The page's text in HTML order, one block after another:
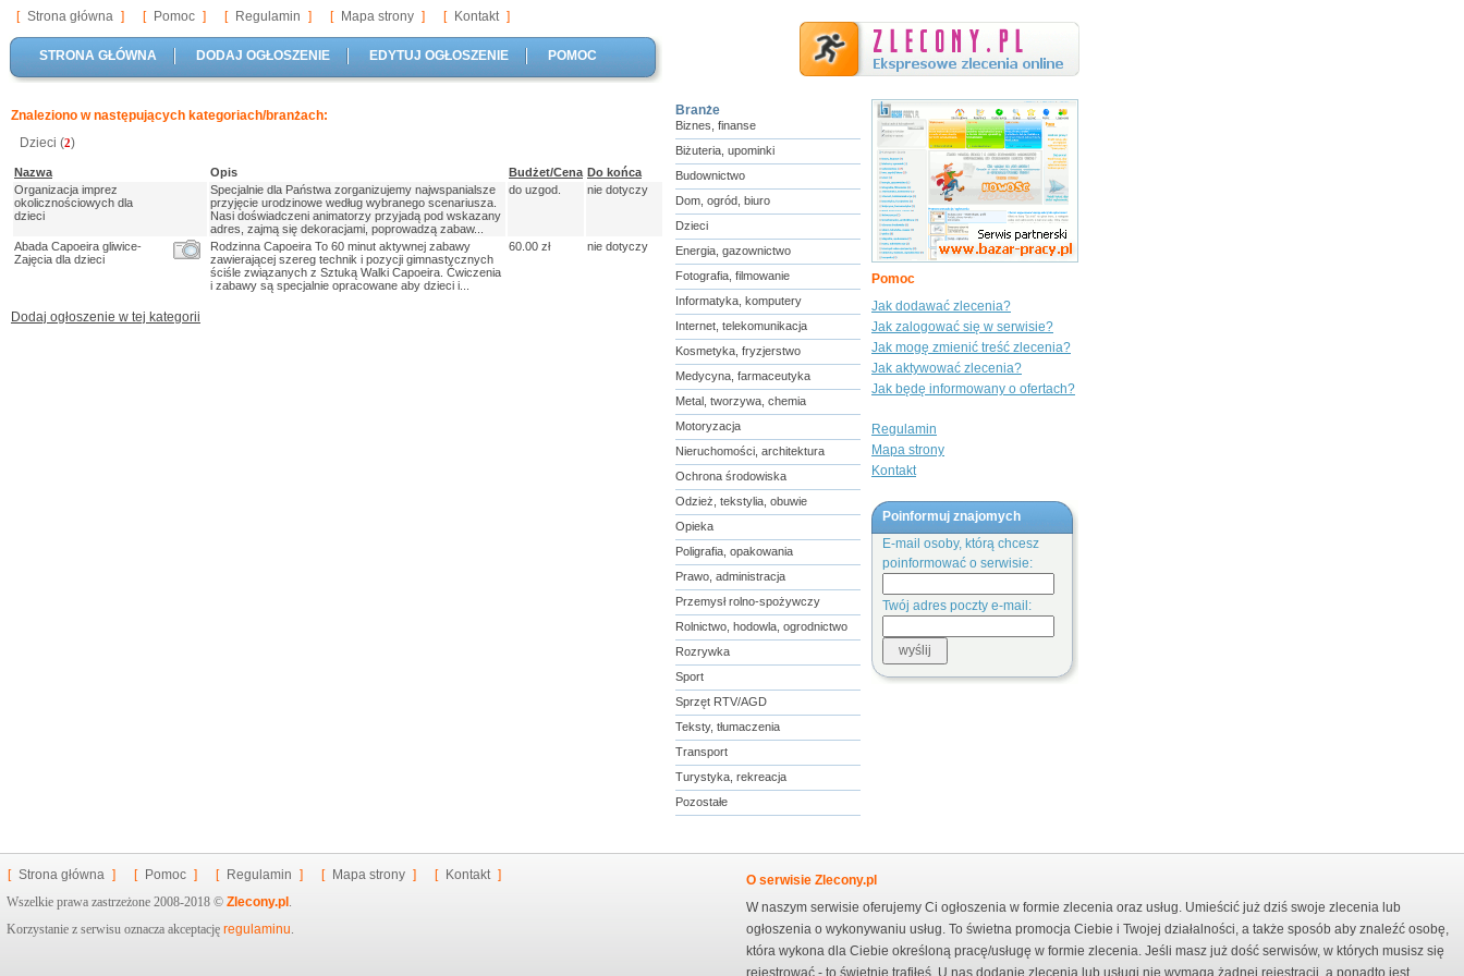
[ Strona główna ] [ Pomoc ] [ Regulamin ] [ Mapa strony ] [ Kontakt ]
STRONA GŁÓWNA DODAJ OGŁOSZENIE EDYTUJ OGŁOSZENIE POMOC
Znaleziono w następujących kategoriach/branżach:
Dzieci (2)
Nazwa Opis Budżet/Cena Do końca
Organizacja imprez
okolicznościowych dla
dzieci
Specjalnie dla Państwa zorganizujemy najwspanialsze
przyjęcie urodzinowe według wybranego scenariusza.
Nasi doświadczeni animatorzy przyjadą pod wskazany
adres, zajmą się dekoracjami, poprowadzą zabaw...
do uzgod. nie dotyczy
Abada Capoeira gliwice-
Zajęcia dla dzieci
Rodzinna Capoeira To 60 minut aktywnej zabawy
zawierającej szereg technik i pozycji gimnastycznych
ściśle związanych z Sztuką Walki Capoeira. Ćwiczenia
i zabawy są specjalnie opracowane aby dzieci i...
60.00 zł nie dotyczy
Dodaj ogłoszenie w tej kategorii
Branże
Biznes, finanse
Biżuteria, upominki
Budownictwo
Dom, ogród, biuro
Dzieci
Energia, gazownictwo
Fotografia, filmowanie
Informatyka, komputery
Internet, telekomunikacja
Kosmetyka, fryzjerstwo
Medycyna, farmaceutyka
Metal, tworzywa, chemia
Motoryzacja
Nieruchomości, architektura
Ochrona środowiska
Odzież, tekstylia, obuwie
Opieka
Poligrafia, opakowania
Prawo, administracja
Przemysł rolno-spożywczy
Rolnictwo, hodowla, ogrodnictwo
Rozrywka
Sport
Sprzęt RTV/AGD
Teksty, tłumaczenia
Transport
Turystyka, rekreacja
Pozostałe
Pomoc
Jak dodawać zlecenia?
Jak zalogować się w serwisie?
Jak mogę zmienić treść zlecenia?
Jak aktywować zlecenia?
Jak będę informowany o ofertach?
Regulamin
Mapa strony
Kontakt
Poinformuj znajomych
E-mail osoby, którą chcesz
poinformować o serwisie:
Twój adres poczty e-mail:
[ Strona główna ] [ Pomoc ] [ Regulamin ] [ Mapa strony ] [ Kontakt ]
Wszelkie prawa zastrzeżone 2008-2018 © Zlecony.pl .
Korzystanie z serwisu oznacza akceptację regulaminu.
O serwisie Zlecony.pl
W naszym serwisie oferujemy Ci ogłoszenia w formie zlecenia oraz usług. Umieścić już dziś swoje zlecenia lub
ogłoszenia o wykonywaniu usług. To świetna promocja Ciebie i Twojej działalności, a także sposób aby znaleźć osobę,
która wykona dla Ciebie określoną pracę/usługę w formie zlecenia. Jeśli masz już dość serwisów, w których musisz się
rejestrować - to świetnie trafiłeś. U nas dodanie zlecenia lub usługi nie wymaga żadnej rejestracji, a ponadto jest